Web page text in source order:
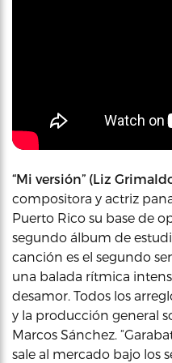
“Mi versión” (Liz
compositora y actriz
Puerto Rico su base de
segundo álbum de
canción es el segundo
una balada rítmica
desamor. Todos los
y la producción general
Marcos Sánchez.
sale al mercado bajo los